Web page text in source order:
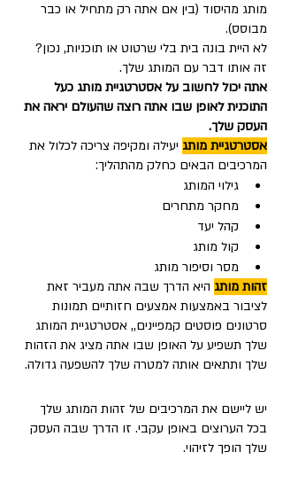
מותג מהיסוד (בין אם אתה רק מתחיל או כבר
מבוסס).
לא היית בונה בית בלי שרטוט או תוכניות, נכון?
זה אותו דבר עם המותג שלך.
אתה יכול לחשוב על אסטרטגיית מותג כעל
התוכנית לאופן שבו אתה רוצה שהעולם יראה את
העסק שלך.
אסטרטגיית מותג יעילה ומקיפה צריכה לכלול את
המרכיבים הבאים כחלק מהתהליך:
גילוי המותג
מחקר מתחרים
קהל יעד
קול מותג
מסר וסיפור מותג
זהות מותג היא הדרך שבה אתה מעביר זאת
לציבור באמצעות אמצעים חזותיים תמונות
סרטונים פוסטים קמפיינים,, אסטרטגיית המותג
שלך תשפיע על האופן שבו אתה מציג את הזהות
שלך ותתאים אותה למטרה שלך להשפעה גדולה.
יש ליישם את המרכיבים של זהות המותג שלך
בכל הערוצים באופן עקבי. זו הדרך שבה העסק
שלך הופך לזיהוי.